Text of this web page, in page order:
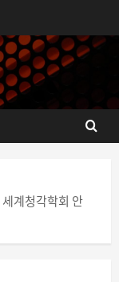
계청각학회 안